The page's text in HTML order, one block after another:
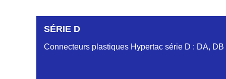
SÉRIE D
Connecteurs plastiques Hypertac série D : DA, DB